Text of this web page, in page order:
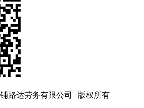
路达劳务有限公司 | 版权所有